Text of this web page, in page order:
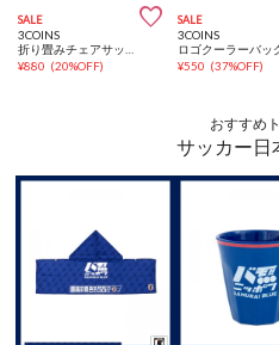
SALE 
3COINS
¥880 (20%OFF)
SALE
3COINS
¥550 (37%OFF)
おすすめ
サッカー日